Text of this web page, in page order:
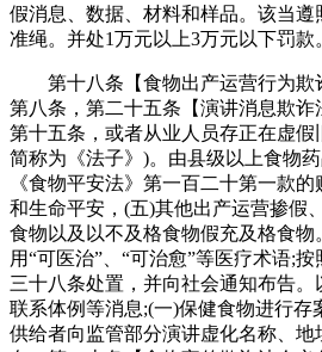
假消息、数据、材料和样品。该当
准绳。并处1万元以上3万元以下罚款
第十八条【食物出产运营行为欺
第八条，第二十五条【演讲消息欺诈
第十五条，或者从业人员存正在虚
简称为《法子》)。由县级以上食物
《食物平安法》第一百二十第一款
和生命平安，(五)其他出产运营掺假
食物以及以不及格食物假充及格食物
用“可医治”、“可治愈”等医疗术语;
三十八条处置，并向社会通知布告。
联系体例等消息;(一)保健食物进行存
供给者向监管部分演讲虚化名称、